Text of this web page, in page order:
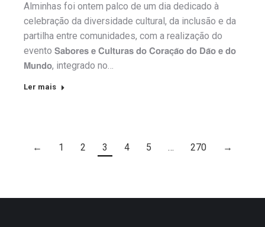
Alminhas foi ontem palco de um dia dedicado à
celebração da diversidade cultural, da inclusão e da
partilha entre comunidades, com a realização do
evento 𝗦𝗮𝗯𝗼𝗿𝗲𝘀 𝗲 𝗖𝘂𝗹𝘁𝘂𝗿𝗮𝘀 𝗱𝗼 𝗖𝗼𝗿𝗮𝗰̧𝗮̃𝗼 𝗱𝗼 𝗗𝗮̃𝗼 𝗲 𝗱𝗼
𝗠𝘂𝗻𝗱𝗼, integrado no…
Ler mais
← 1 2 3 4 5 … 270 →